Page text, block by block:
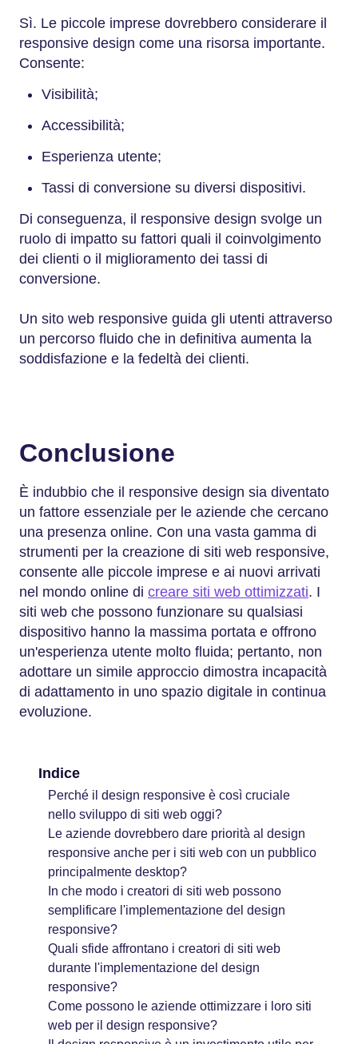
Sì. Le piccole imprese dovrebbero considerare il
responsive design come una risorsa importante.
Consente:
Visibilità;
Accessibilità;
Esperienza utente;
Tassi di conversione su diversi dispositivi.
Di conseguenza, il responsive design svolge un
ruolo di impatto su fattori quali il coinvolgimento
dei clienti o il miglioramento dei tassi di
conversione.
Un sito web responsive guida gli utenti attraverso
un percorso fluido che in definitiva aumenta la
soddisfazione e la fedeltà dei clienti.
Conclusione
È indubbio che il responsive design sia diventato
un fattore essenziale per le aziende che cercano
una presenza online. Con una vasta gamma di
strumenti per la creazione di siti web responsive,
consente alle piccole imprese e ai nuovi arrivati
nel mondo online di creare siti web ottimizzati. I
siti web che possono funzionare su qualsiasi
dispositivo hanno la massima portata e offrono
un'esperienza utente molto fluida; pertanto, non
adottare un simile approccio dimostra incapacità
di adattamento in uno spazio digitale in continua
evoluzione.
Indice
Perché il design responsive è così cruciale
nello sviluppo di siti web oggi?
Le aziende dovrebbero dare priorità al design
responsive anche per i siti web con un pubblico
principalmente desktop?
In che modo i creatori di siti web possono
semplificare l'implementazione del design
responsive?
Quali sfide affrontano i creatori di siti web
durante l'implementazione del design
responsive?
Come possono le aziende ottimizzare i loro siti
web per il design responsive?